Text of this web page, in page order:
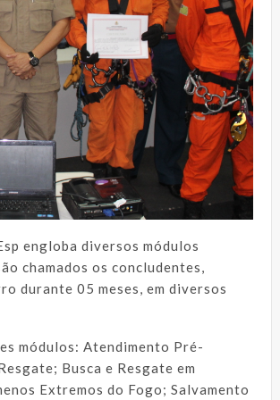
engloba diversos módulos
chamados os concludentes,
durante 05 meses, em diversos
módulos: Atendimento Pré-
Busca e Resgate em
Extremos do Fogo; Salvamento